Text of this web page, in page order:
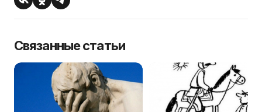
Связанные статьи